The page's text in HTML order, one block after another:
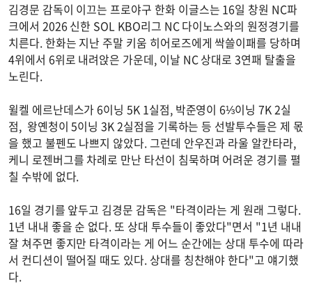
김경문 감독이 이끄는 프로야구 한화 이글스는 16일 창원 NC파
크에서 2026 신한 SOL KBO리그 NC 다이노스와의 원정경기를
치른다. 한화는 지난 주말 키움 히어로즈에게 싹쓸이패를 당하며
4위에서 6위로 내려앉은 가운데, 이날 NC 상대로 3연패 탈출을
노린다.
윌켈 에르난데스가 6이닝 5K 1실점, 박준영이 6⅓이닝 7K 2실
점, 왕옌청이 5이닝 3K 2실점을 기록하는 등 선발투수들은 제 몫
을 했고 불펜도 나쁘지 않았다. 그런데 안우진과 라울 알칸타라,
케니 로젠버그를 차례로 만난 타선이 침묵하며 어려운 경기를 펼
칠 수밖에 없다.
16일 경기를 앞두고 김경문 감독은 "타격이라는 게 원래 그렇다.
1년 내내 좋을 순 없다. 또 상대 투수들이 좋았다"면서 "1년 내내
잘 쳐주면 좋지만 타격이라는 게 어느 순간에는 상대 투수에 따라
서 컨디션이 떨어질 때도 있다. 상대를 칭찬해야 한다"고 얘기했
다.